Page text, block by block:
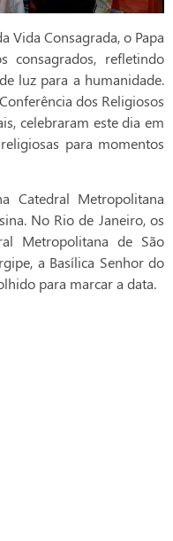
Vida Consagrada, o Papa
consagrados, refletindo
luz para a humanidade.
dos Religiosos
celebraram este dia em
para momentos
Catedral Metropolitana
No Rio de Janeiro, os
Metropolitana de São
a Basílica Senhor do
para marcar a data.